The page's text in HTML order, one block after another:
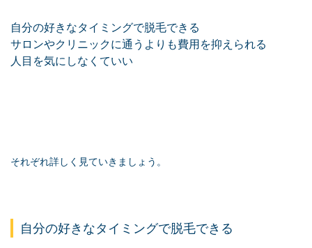
自分の好きなタイミングで脱毛できる
サロンやクリニックに通うよりも費用を抑えられる
人目を気にしなくていい
それぞれ詳しく見ていきましょう。
自分の好きなタイミングで脱毛できる